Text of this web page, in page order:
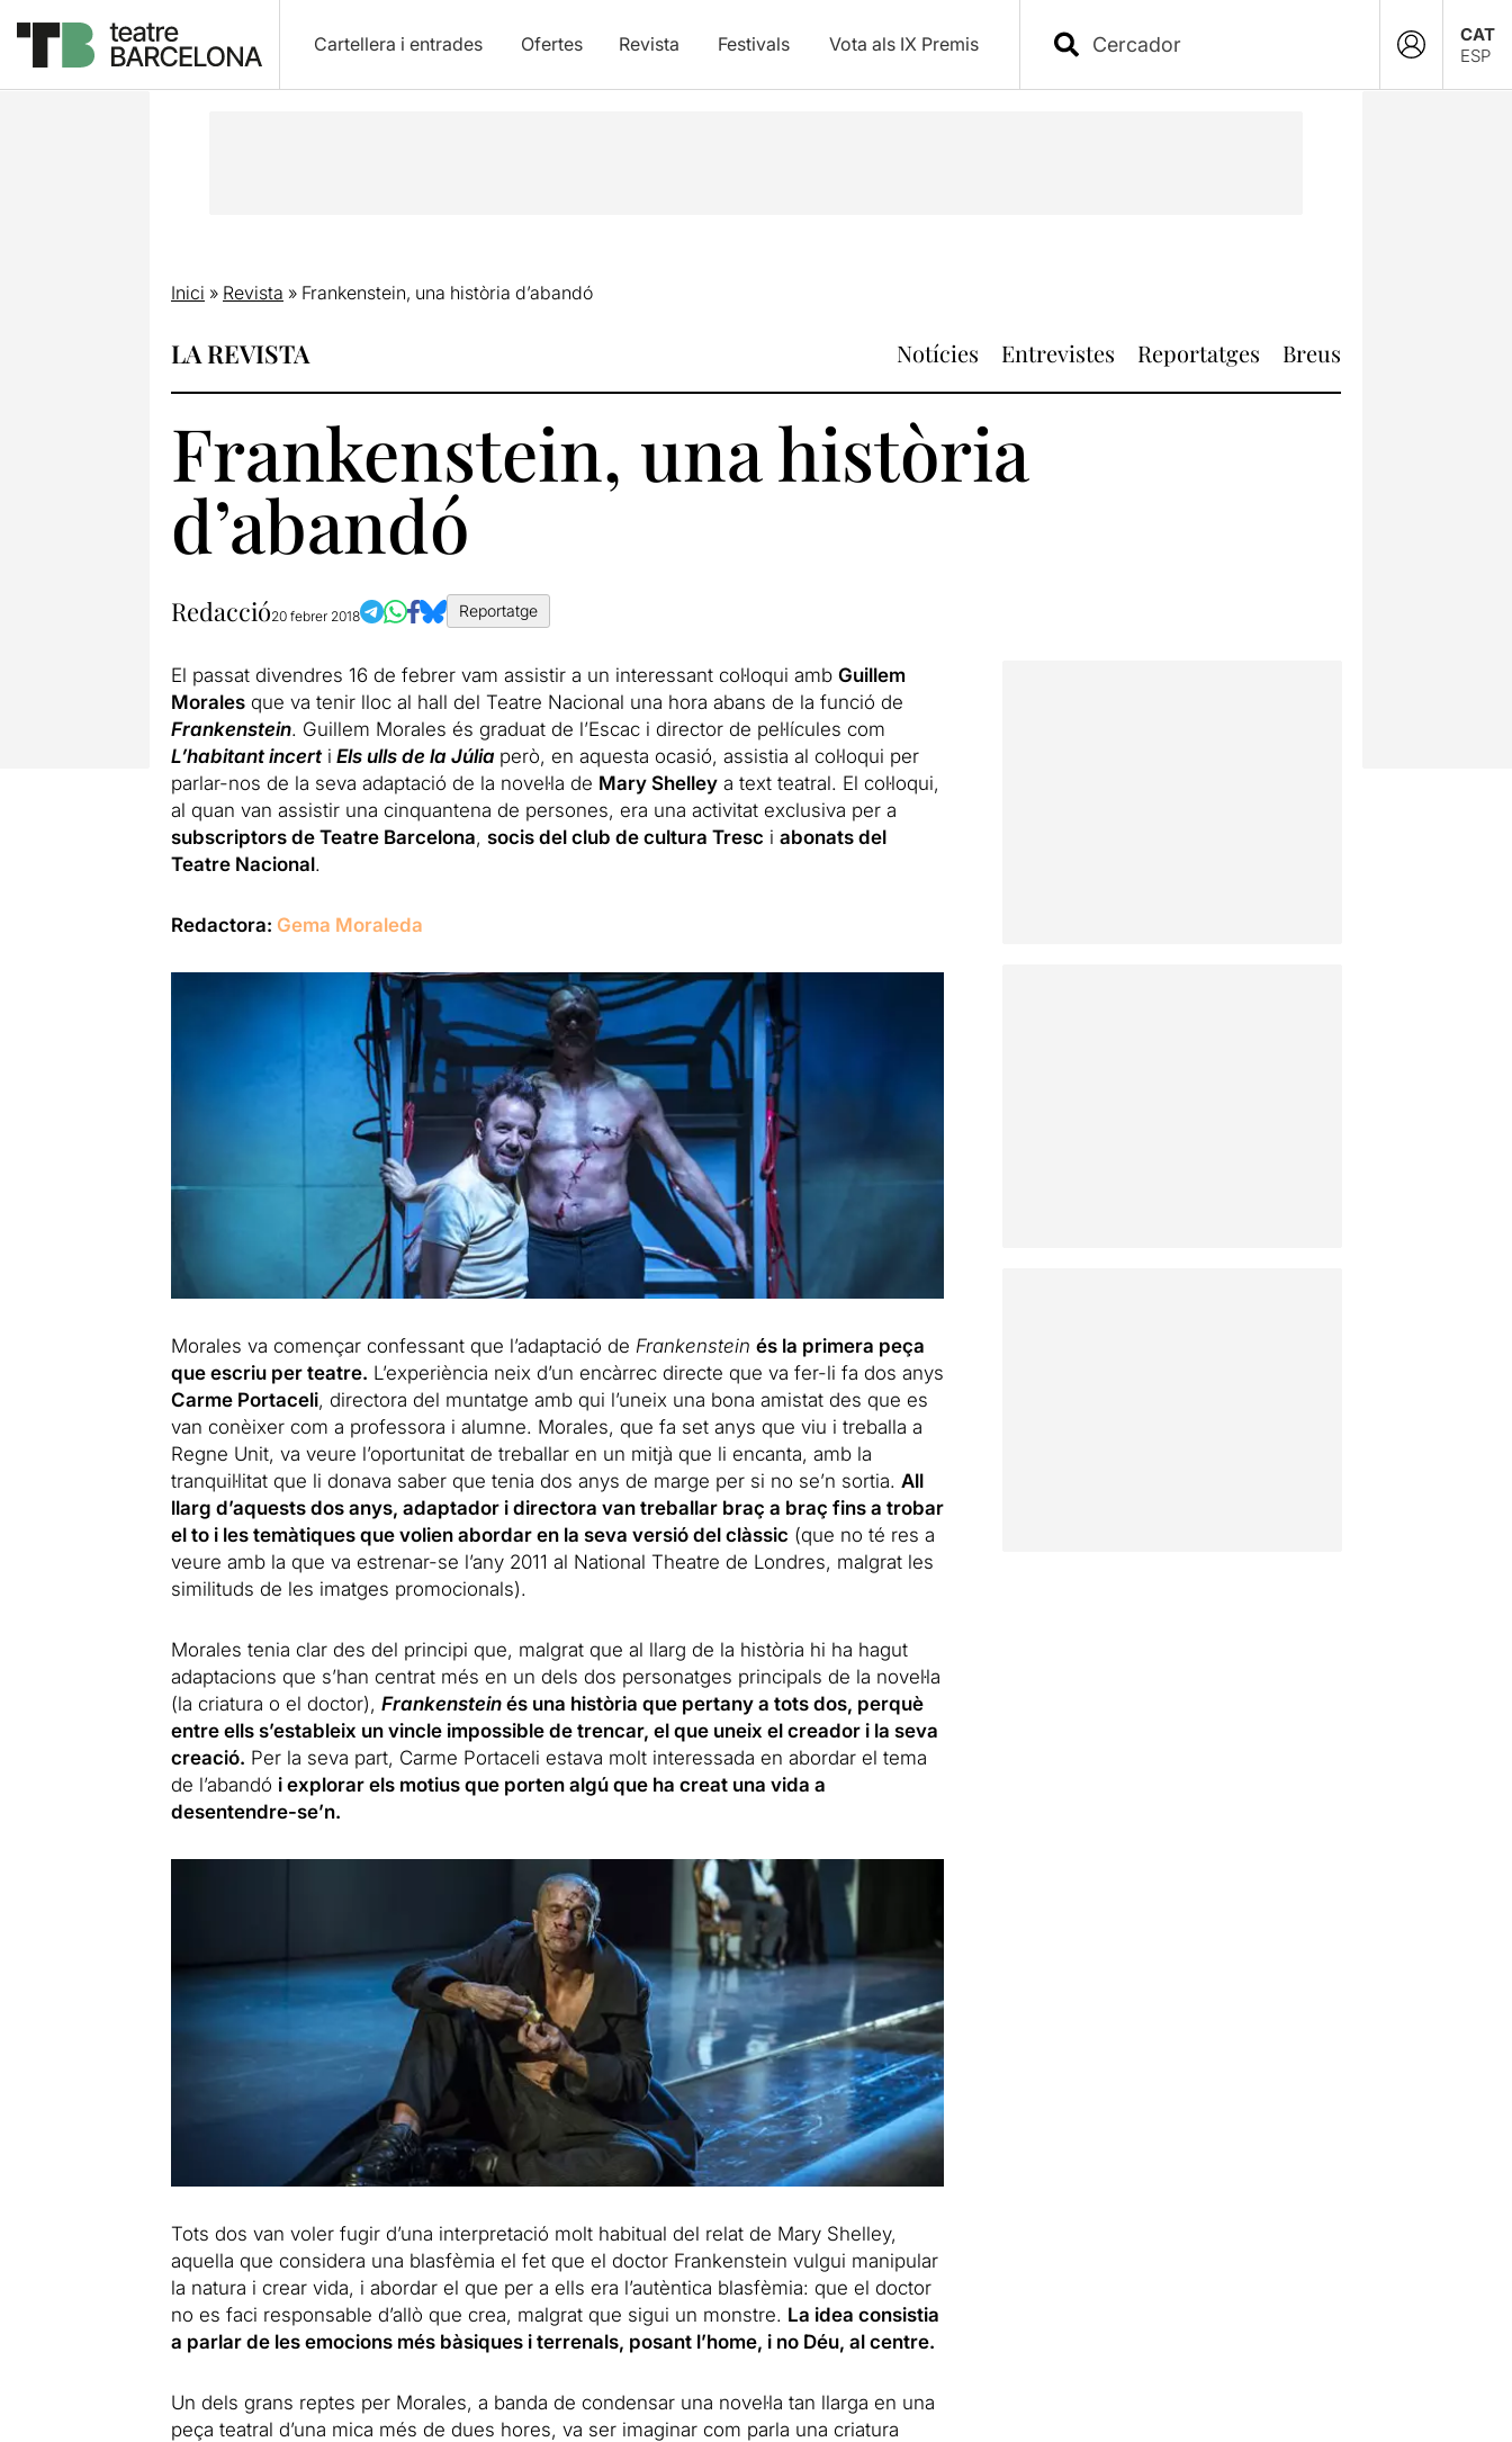
Cartellera i entrades Ofertes Revista Festivals Vota als IX Premis
CAT
ESP
Inici » Revista » Frankenstein, una història d’abandó
LA REVISTA Notícies Entrevistes Reportatges Breus
Frankenstein, una història
d’abandó
Redacció20 febrer 2018 Reportatge
El passat divendres 16 de febrer vam assistir a un interessant col·loqui amb Guillem
Moralesque va tenir lloc al hall del Teatre Nacional una hora abans de la funció de
Frankenstein. Guillem Morales és graduat de l’Escac i director de pel·lícules com
L’habitant incerti Els ulls de la Júlia però, en aquesta ocasió, assistia al col·loqui per
parlar-nos de la seva adaptació de la novel·la de Mary Shelleya text teatral. El col·loqui,
al quan van assistir una cinquantena de persones, era una activitat exclusiva per a
subscriptors de Teatre Barcelona, socis del club de cultura Tresc i abonats del
Teatre Nacional.
Redactora: Gema Moraleda
Morales va començar confessant que l’adaptació de Frankenstein és la primera peça
que escriu per teatre. L’experiència neix d’un encàrrec directe que va fer-li fa dos anys
Carme Portaceli, directora del muntatge amb qui l’uneix una bona amistat des que es
van conèixer com a professora i alumne. Morales, que fa set anys que viu i treballa a
Regne Unit, va veure l’oportunitat de treballar en un mitjà que li encanta, amb la
tranquil·litat que li donava saber que tenia dos anys de marge per si no se’n sortia. All
llarg d’aquests dos anys, adaptador i directora van treballar braç a braç fins a trobar
el to i les temàtiques que volien abordar en la seva versió del clàssic (que no té res a
veure amb la que va estrenar-se l’any 2011 al National Theatre de Londres, malgrat les
similituds de les imatges promocionals).
Morales tenia clar des del principi que, malgrat que al llarg de la història hi ha hagut
adaptacions que s’han centrat més en un dels dos personatges principals de la novel·la
(la criatura o el doctor), Frankensteinés una història que pertany a tots dos, perquè
entre ells s’estableix un vincle impossible de trencar, el que uneix el creador i la seva
creació. Per la seva part, Carme Portaceli estava molt interessada en abordar el tema
de l’abandó i explorar els motius que porten algú que ha creat una vida a
desentendre-se’n.
Tots dos van voler fugir d’una interpretació molt habitual del relat de Mary Shelley,
aquella que considera una blasfèmia el fet que el doctor Frankenstein vulgui manipular
la natura i crear vida, i abordar el que per a ells era l’autèntica blasfèmia: que el doctor
no es faci responsable d’allò que crea, malgrat que sigui un monstre. La idea consistia
a parlar de les emocions més bàsiques i terrenals, posant l’home, i no Déu, al centre.
Un dels grans reptes per Morales, a banda de condensar una novel·la tan llarga en una
peça teatral d’una mica més de dues hores, va ser imaginar com parla una criatura